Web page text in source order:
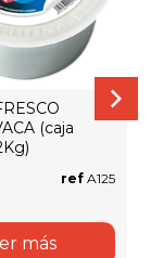
(caja
refA125
más